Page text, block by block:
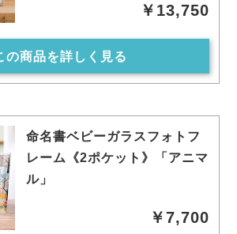
￥13,750
の商品を詳しく見る
命名書ベビーガラスフォトフ
レーム《2ポケット》「アニマ
ル」
￥7,700